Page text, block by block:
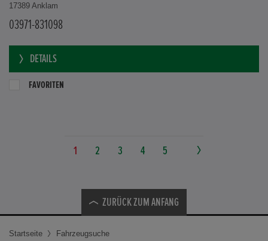
17389 Anklam
03971-831098
DETAILS
FAVORITEN
1 2 3 4 5
ZURÜCK ZUM ANFANG
Startseite Fahrzeugsuche